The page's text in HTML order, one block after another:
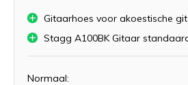
Gitaarhoes voor akoestische
Stagg A100BK Gitaar
Normaal: